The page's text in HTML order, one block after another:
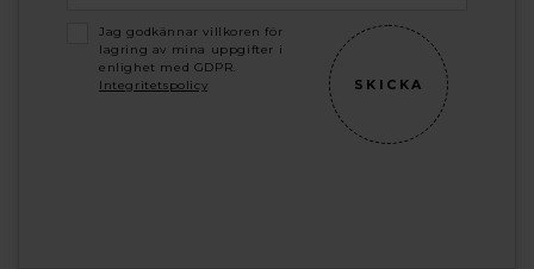
Jag godkännar villkoren för
lagring av mina uppgifter i
enlighet med GDPR.
Integritetspolicy